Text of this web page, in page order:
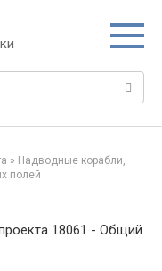
» Надводные корабли,
полей